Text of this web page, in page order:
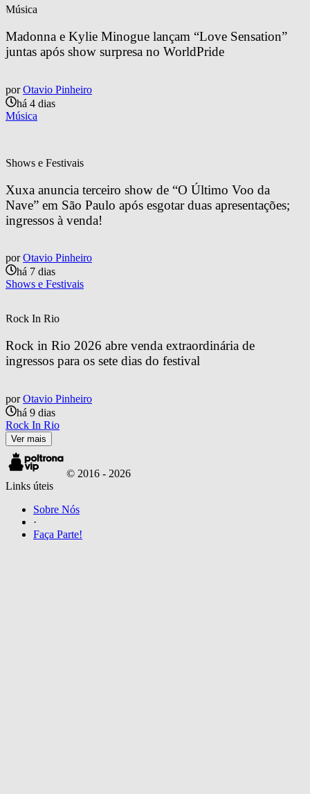
Música
Madonna e Kylie Minogue lançam “Love Sensation”
juntas após show surpresa no WorldPride
por Otavio Pinheiro
há 4 dias
Música
Shows e Festivais
Xuxa anuncia terceiro show de “O Último Voo da
Nave” em São Paulo após esgotar duas apresentações;
ingressos à venda!
por Otavio Pinheiro
há 7 dias
Shows e Festivais
Rock In Rio
Rock in Rio 2026 abre venda extraordinária de
ingressos para os sete dias do festival
por Otavio Pinheiro
há 9 dias
Rock In Rio
Ver mais
© 2016 - 2026
Links úteis
Sobre Nós
·
Faça Parte!